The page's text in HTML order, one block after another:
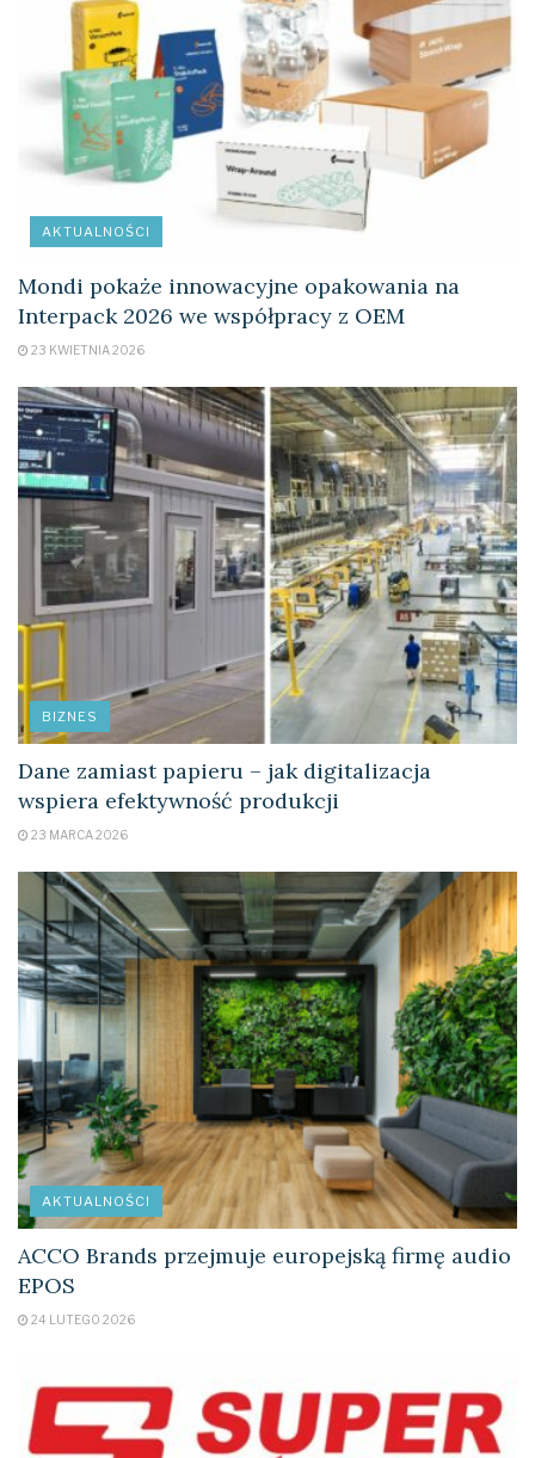
AKTUALNOŚCI
Mondi pokaże innowacyjne opakowania na
Interpack 2026 we współpracy z OEM
23 KWIETNIA 2026
BIZNES
Dane zamiast papieru – jak digitalizacja
wspiera efektywność produkcji
23 MARCA 2026
AKTUALNOŚCI
ACCO Brands przejmuje europejską firmę audio
EPOS
24 LUTEGO 2026